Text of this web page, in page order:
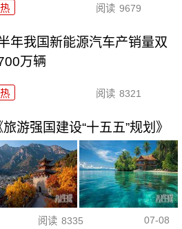
阅读 9679
半年我国新能源汽车产销量双
万辆
阅读 8321
游强国建设“十五五”规划》
阅读 8335 07-08